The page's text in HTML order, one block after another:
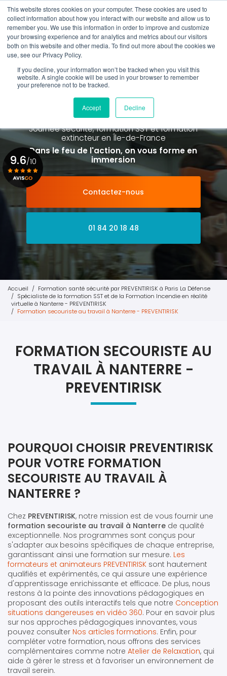
This website stores cookies on your computer. These cookies are used to
collect information about how you interact with our website and allow us to
remember you. We use this information in order to improve and customize
your browsing experience and for analytics and metrics about our visitors
both on this website and other media. To find out more about the cookies we
use, see our Privacy Policy.
If you decline, your information won’t be tracked when you visit this
website. A single cookie will be used in your browser to remember
your preference not to be tracked.
Accept Decline
Aller
au
contenu
principal
01 84 20 18 48
Spécialiste de la formation SST et
de la Formation Incendie
à Paris La Défense depuis 2015
Journée sécurité, formation SST et formation
extincteuren Île-de-France
Dans le feu de l'action, on vous forme en
immersion
Contactez-nous
01 84 20 18 48
9.6/10
Voir le certificat
Accueil
Formation santé sécurité par PREVENTIRISK à Paris La Défense
Spécialiste de la formation SST et de la Formation Incendie en réalité
virtuelle à Nanterre - PREVENTIRISK
Formation secouriste au travail à Nanterre - PREVENTIRISK
FORMATION SECOURISTE AU
TRAVAIL À NANTERRE -
PREVENTIRISK
POURQUOI CHOISIR PREVENTIRISK
POUR VOTRE FORMATION
SECOURISTE AU TRAVAIL À
NANTERRE ?
Chez PREVENTIRISK, notre mission est de vous fournir une
formation secouriste au travail à Nanterre de qualité
exceptionnelle. Nos programmes sont conçus pour
s'adapter aux besoins spécifiques de chaque entreprise,
garantissant ainsi une formation sur mesure. Les
formateurs et animateurs PREVENTIRISK sont hautement
qualifiés et expérimentés, ce qui assure une expérience
d'apprentissage enrichissante et efficace. De plus, nous
restons à la pointe des innovations pédagogiques en
proposant des outils interactifs tels que notre Conception
situations dangereuses en vidéo 360. Pour en savoir plus
sur nos approches pédagogiques innovantes, vous
pouvez consulter Nos articles formations. Enfin, pour
compléter votre formation, nous offrons des services
complémentaires comme notre Atelier de Relaxation, qui
aide à gérer le stress et à favoriser un environnement de
travail serein.